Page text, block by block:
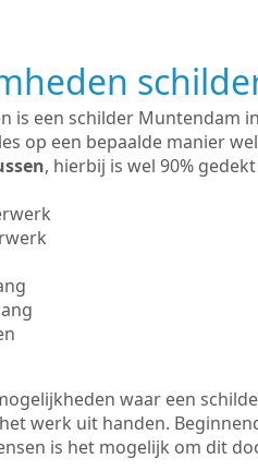
is een schilder Muntendam
op een bepaalde manier
, hierbij is wel 90%
waar een
werk uit handen.
is het mogelijk om dit